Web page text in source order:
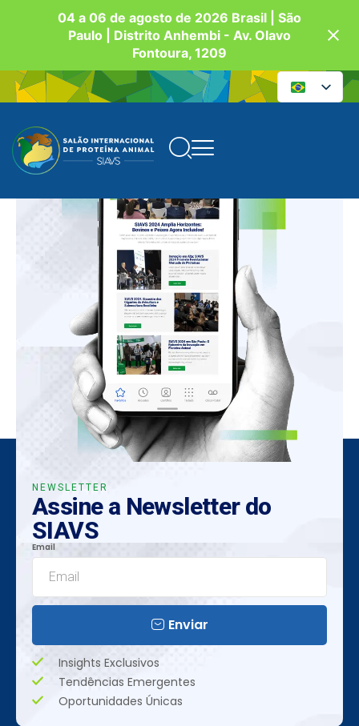
04 a 06 de agosto de 2026 Brasil | São
Paulo | Distrito Anhembi - Av. Olavo
Fontoura, 1209
NEWSLETTER
Assine a Newsletter do
SIAVS
Email
Enviar
Insights Exclusivos
Tendências Emergentes
Oportunidades Únicas